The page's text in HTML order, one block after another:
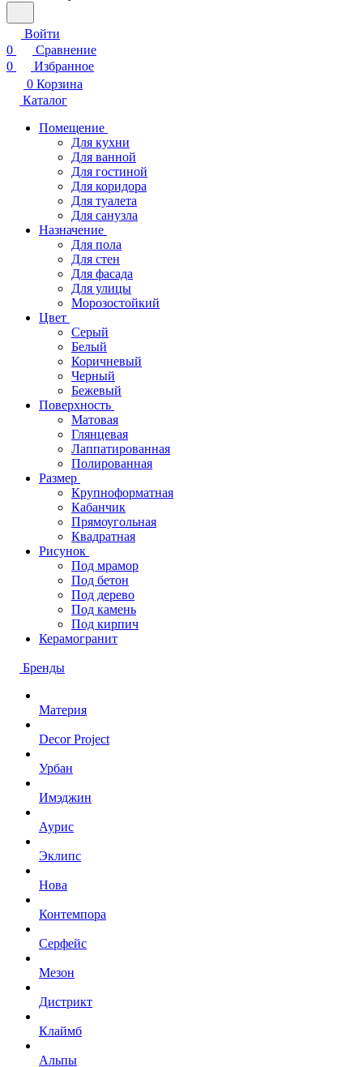
Войти
0
Сравнение
0
Избранное
0 Корзина
Каталог
Помещение
Для кухни
Для ванной
Для гостиной
Для коридора
Для туалета
Для санузла
Назначение
Для пола
Для стен
Для фасада
Для улицы
Морозостойкий
Цвет
Серый
Белый
Коричневый
Черный
Бежевый
Поверхность
Матовая
Глянцевая
Лаппатированная
Полированная
Размер
Крупноформатная
Кабанчик
Прямоугольная
Квадратная
Рисунок
Под мрамор
Под бетон
Под дерево
Под камень
Под кирпич
Керамогранит
Бренды
Материя
Decor Project
Урбан
Имэджин
Аурис
Эклипс
Нова
Контемпора
Серфейс
Мезон
Дистрикт
Клаймб
Альпы